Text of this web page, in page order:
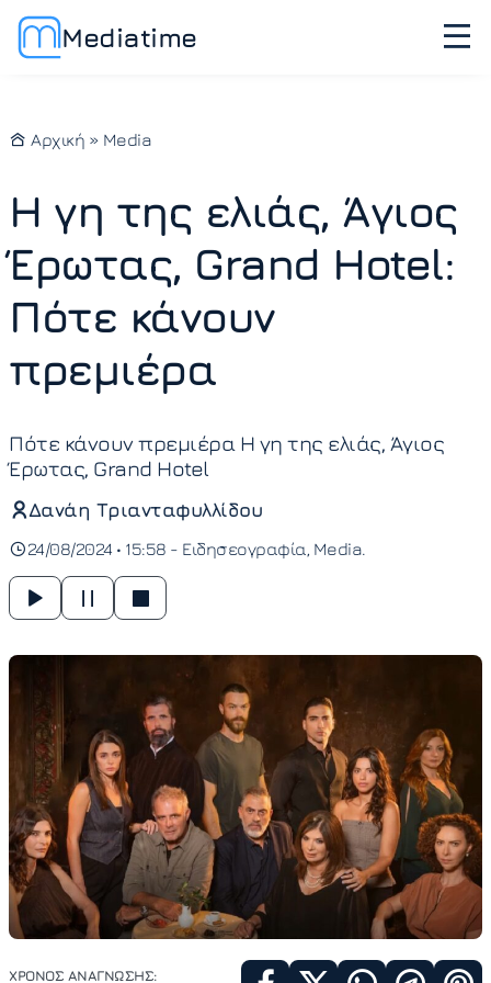
Mediatime
Αρχική » Media
Η γη της ελιάς, Άγιος
Έρωτας, Grand Hotel:
Πότε κάνουν
πρεμιέρα
Πότε κάνουν πρεμιέρα Η γη της ελιάς, Άγιος
Έρωτας, Grand Hotel
Δανάη Τριανταφυλλίδου
24/08/2024 • 15:58 - Ειδησεογραφία Media
ΧΡΟΝΟΣ ΑΝΑΓΝΩΣΗΣ: